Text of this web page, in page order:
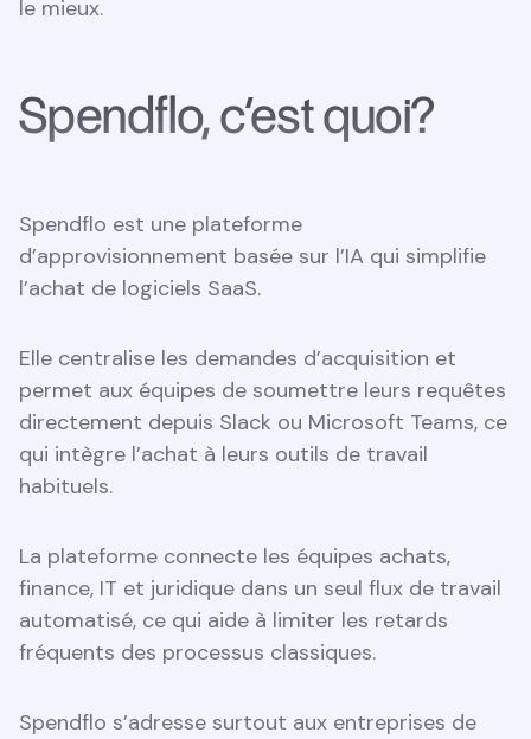
le mieux.
Spendflo, c’est quoi?
Spendflo est une plateforme
d’approvisionnement basée sur l’IA qui simplifie
l’achat de logiciels SaaS.
Elle centralise les demandes d’acquisition et
permet aux équipes de soumettre leurs requêtes
directement depuis Slack ou Microsoft Teams, ce
qui intègre l’achat à leurs outils de travail
habituels.
La plateforme connecte les équipes achats,
finance, IT et juridique dans un seul flux de travail
automatisé, ce qui aide à limiter les retards
fréquents des processus classiques.
Spendflo s’adresse surtout aux entreprises de